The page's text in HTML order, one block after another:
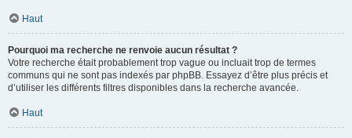
Haut
Pourquoi ma recherche ne renvoie aucun résultat ?
Votre recherche était probablement trop vague ou incluait trop de termes
communs qui ne sont pas indexés par phpBB. Essayez d’être plus précis et
d’utiliser les différents filtres disponibles dans la recherche avancée.
Haut